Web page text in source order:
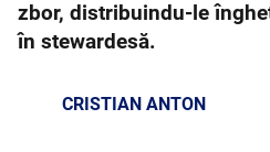
zbor, distribuindu-le
în stewardesă.
CRISTIAN ANTON